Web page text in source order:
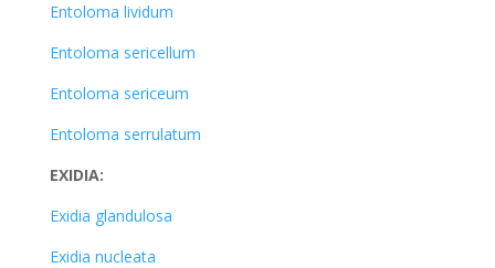
Entoloma lividum
Entoloma sericellum
Entoloma sericeum
Entoloma serrulatum
EXIDIA:
Exidia glandulosa
Exidia nucleata